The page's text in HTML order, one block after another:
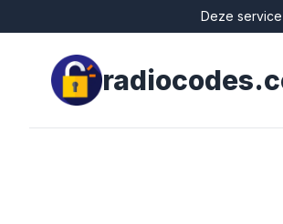
Deze